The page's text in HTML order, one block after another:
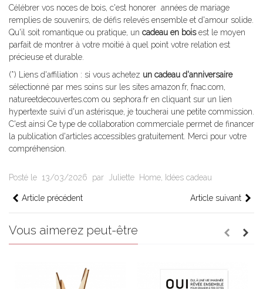
Célébrer vos noces de bois, c'est honorer années de mariage
remplies de souvenirs, de défis relevés ensemble et d'amour solide.
Qu'il soit romantique ou pratique, un cadeau en boisest le moyen
parfait de montrer à votre moitié à quel point votre relation est
précieuse et durable.
(*) Liens d'affiliation : si vous achetez un cadeau d'anniversaire
sélectionné par mes soins sur les sites amazon.fr, fnac.com,
natureetdecouvertes.com ou sephora.fr en cliquant sur un lien
hypertexte suivi d'un astérisque, je toucherai une petite commission.
C'est ainsi Ce type de collaboration commerciale permet de financer
la publication d'articles accessibles gratuitement. Merci pour votre
compréhension.
Posté le 13/03/2026 par Juliette Home, Idées cadeau
Article précédent Article suivant
Vous aimerez peut-être